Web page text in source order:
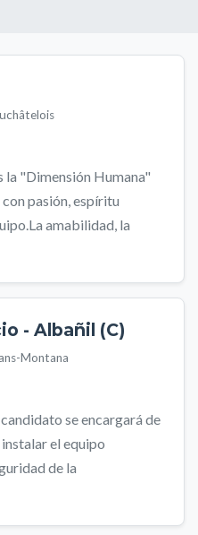
la "Dimensión Humana"
con pasión, espíritu
amabilidad, la
- Albañil (C)
Montana
se encargará de
el equipo
de la